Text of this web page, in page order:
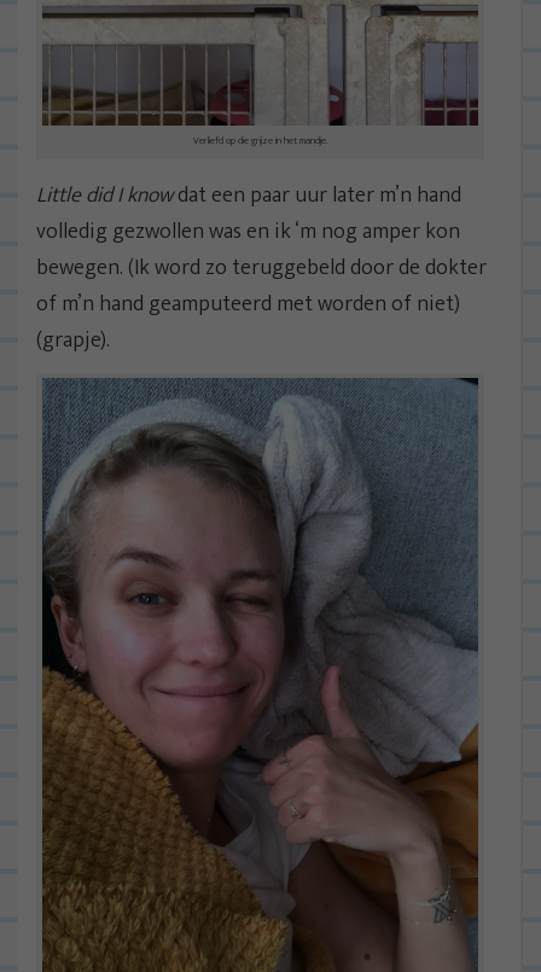
Verliefd op die grijze in het mandje.
Little did I knowdat een paar uur later m’n hand
volledig gezwollen was en ik ‘m nog amper kon
bewegen. (Ik word zo teruggebeld door de dokter
of m’n hand geamputeerd met worden of niet)
(grapje).